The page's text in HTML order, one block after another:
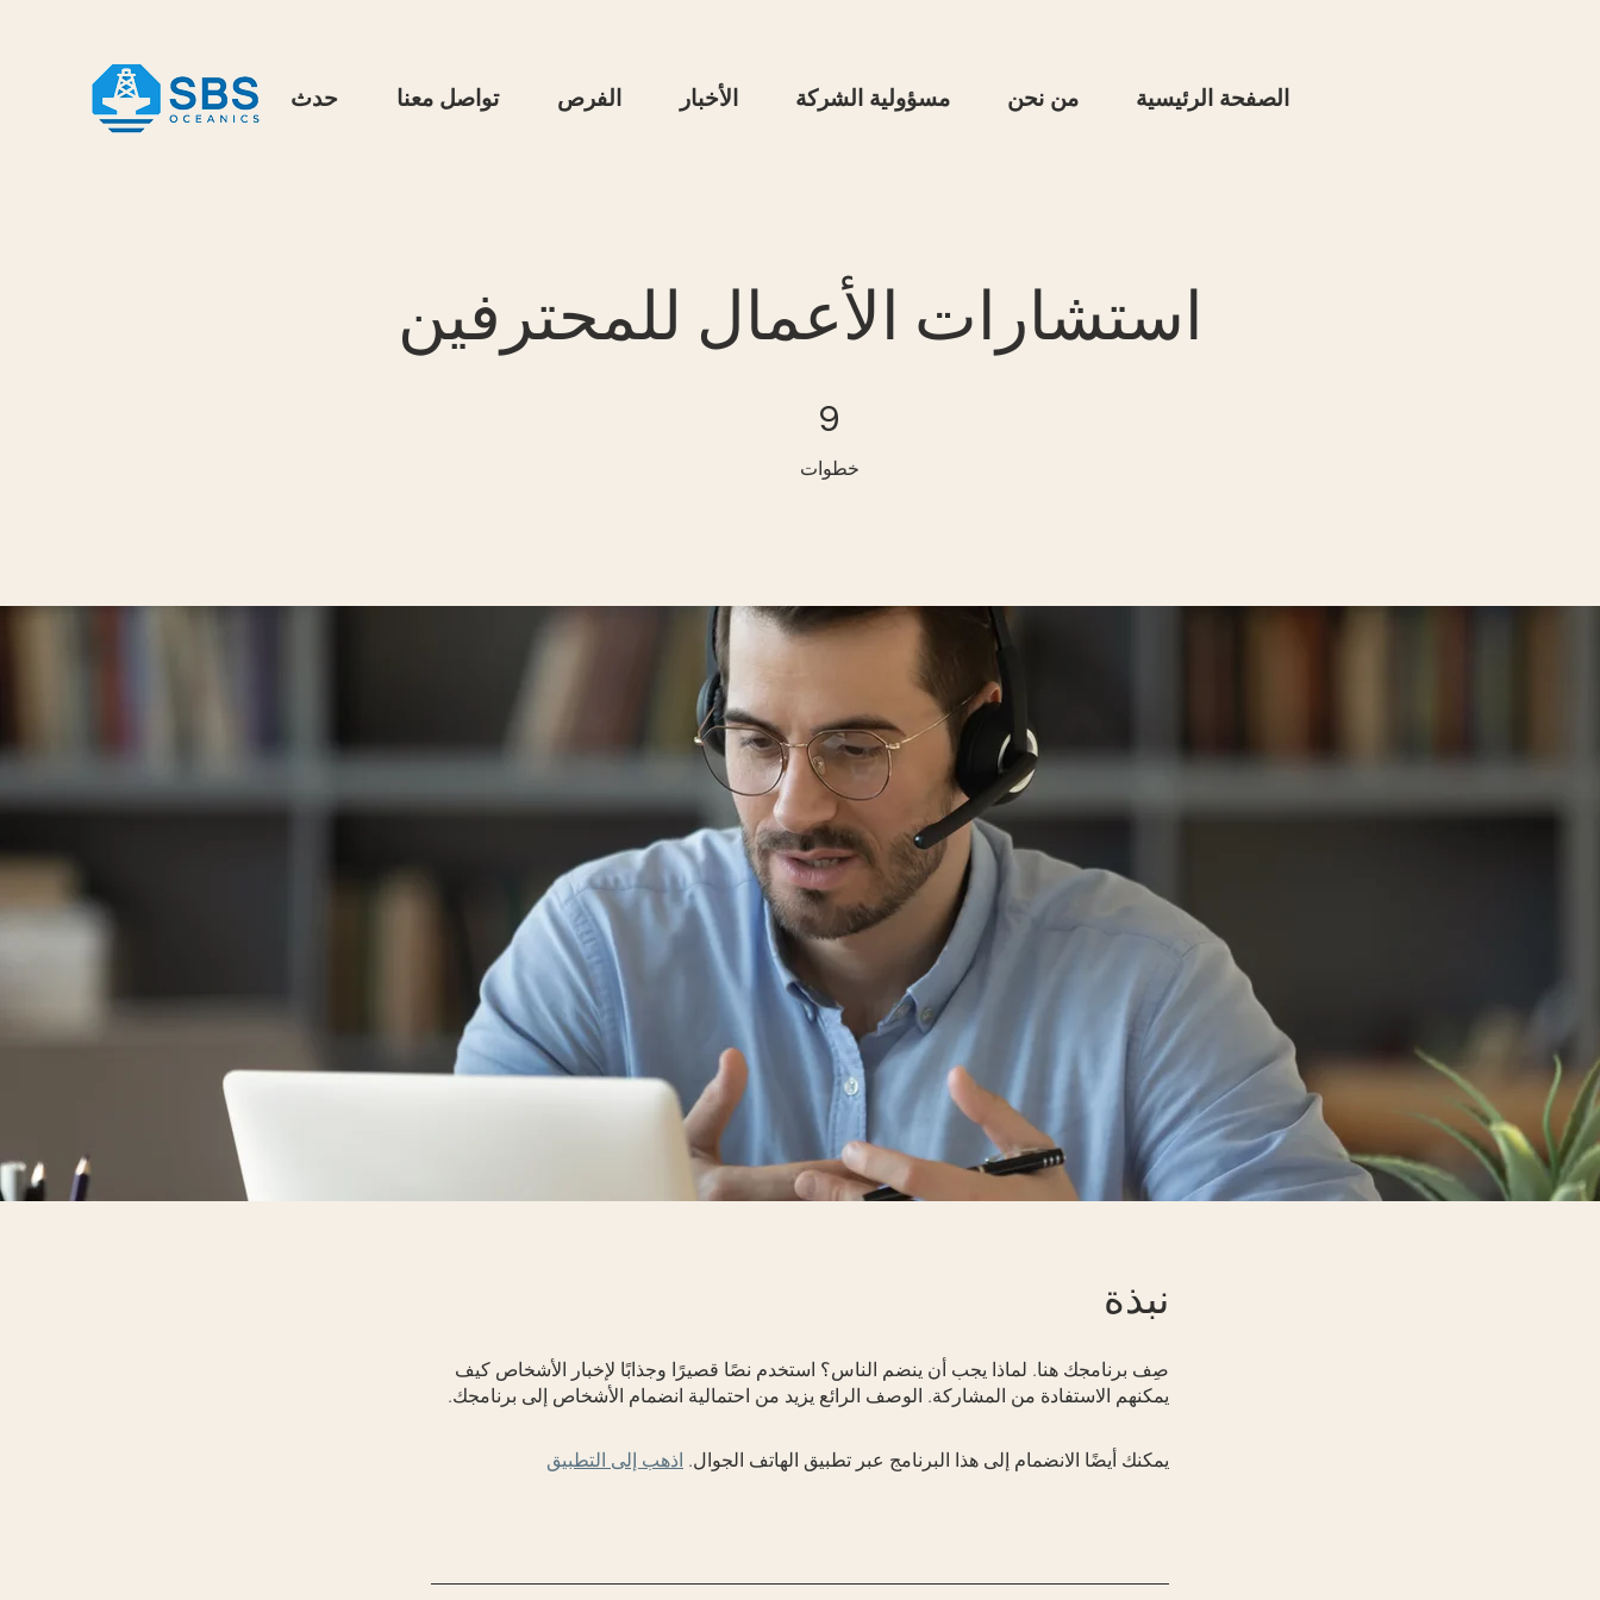
حدث تواصل معنا الفرص الأخبار مسؤولية الشركة من نحن الصفحة الرئيسية
استشارات الأعمال للمحترفين
9
خطوات
نبذة
صِف برنامجك هنا. لماذا يجب أن ينضم الناس؟ استخدم نصًا قصيرًا وجذابًا لإخبار الأشخاص كيف
يمكنهم الاستفادة من المشاركة. الوصف الرائع يزيد من احتمالية انضمام الأشخاص إلى برنامجك.
يمكنك أيضًا الانضمام إلى هذا البرنامج عبر تطبيق الهاتف الجوال. اذهب إلى التطبيق